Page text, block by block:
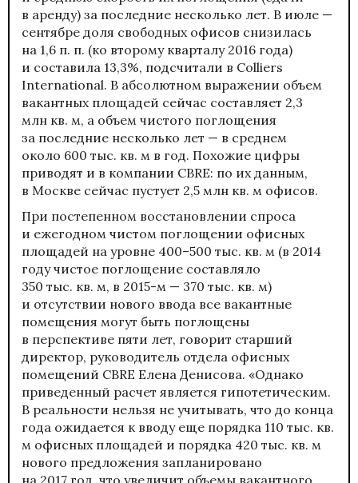
в аренду) за последние несколько лет. В июле —
сентябре доля свободных офисов снизилась
на 1,6 п. п. (ко второму кварталу 2016 года)
и составила 13,3%, подсчитали в Colliers
International. В абсолютном выражении объем
вакантных площадей сейчас составляет 2,3
млн кв. м, а объем чистого поглощения
за последние несколько лет — в среднем
около 600 тыс. кв. м в год. Похожие цифры
приводят и в компании CBRE: по их данным,
в Москве сейчас пустует 2,5 млн кв. м офисов.
При постепенном восстановлении спроса
и ежегодном чистом поглощении офисных
площадей на уровне 400–500 тыс. кв. м (в 2014
году чистое поглощение составляло
350 тыс. кв. м, в 2015-м — 370 тыс. кв. м)
и отсутствии нового ввода все вакантные
помещения могут быть поглощены
в перспективе пяти лет, говорит старший
директор, руководитель отдела офисных
помещений CBRE Елена Денисова. «Однако
приведенный расчет является гипотетическим.
В реальности нельзя не учитывать, что до конца
года ожидается к вводу еще порядка 110 тыс. кв.
м офисных площадей и порядка 420 тыс. кв. м
нового предложения запланировано
на 2017 год, что увеличит объемы вакантного